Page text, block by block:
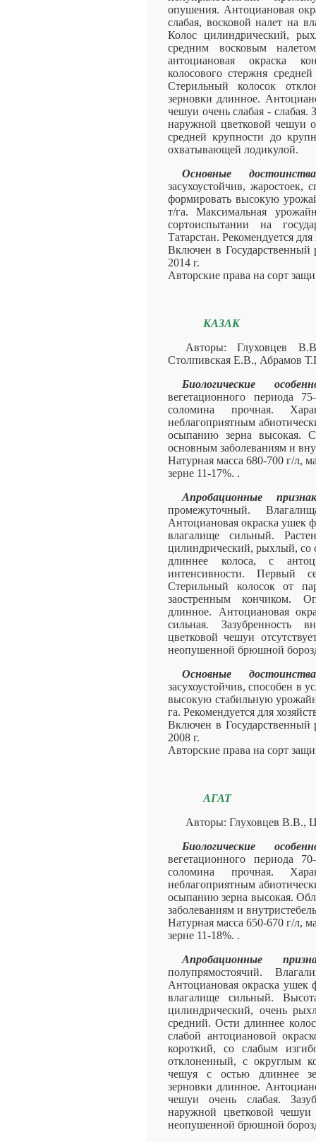
опушения. Антоциановая
слабая, восковой налет на
Колос цилиндрический,
средним восковым
антоциановая окраска
колосового стержня
Стерильный колосок
зерновки длинное.
чешуи очень слабая - слабая.
наружной цветковой чешуи
средней крупности до
охватывающей лодикулой.
Основные
засухоустойчив, жаростоек,
формировать высокую
т/га. Максимальная
сортоиспытании на
Татарстан. Рекомендуется
Включен в Государственный
2014 г.
Авторские права на сорт
КАЗАК
Авторы: Глуховцев
Столпивская Е.В., Абрамов
Биологические
вегетационного периода
соломина прочная.
неблагоприятным
осыпанию зерна высокая.
основным заболеваниям и
Натурная масса 680-700 г/л,
зерне 11-17%. .
Апробационные
промежуточный.
Антоциановая окраска ушек
влагалище сильный.
цилиндрический, рыхлый, со
длиннее колоса, с
интенсивности. Первый
Стерильный колосок от
заостренным кончиком.
длинное. Антоциановая
сильная. Зазубренность
цветковой чешуи
неопушенной брюшной
Основные
засухоустойчив, способен в
высокую стабильную
га. Рекомендуется для
Включен в Государственный
2008 г.
Авторские права на сорт
АГАТ
Авторы: Глуховцев В.В.,
Биологические
вегетационного периода
соломина прочная.
неблагоприятным
осыпанию зерна высокая.
заболеваниям и
Натурная масса 650-670 г/л,
зерне 11-18%. .
Апробационные
полупрямостоячий.
Антоциановая окраска ушек
влагалище сильный.
цилиндрический, очень
средний. Ости длиннее
слабой антоциановой
короткий, со слабым
отклоненный, с округлым
чешуя с остью длиннее
зерновки длинное.
чешуи очень слабая.
наружной цветковой чешуи
неопушенной брюшной